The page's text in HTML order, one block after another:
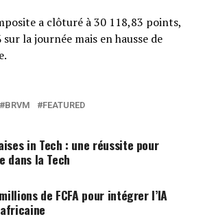
a clôturé à 30 118,83 points,
sur la journée mais en hausse de
BRVM FEATURED
in Tech : une réussite pour
dans la Tech
de FCFA pour intégrer l’IA